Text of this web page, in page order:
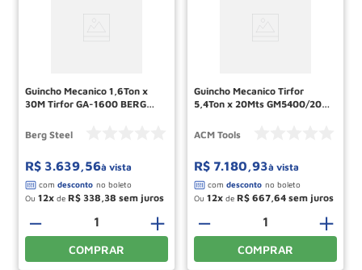
Guincho Mecanico 1,6Ton x
30M Tirfor GA-1600 BERG
Berg Steel
R$ 3.639,56à vista
Ou 12 de R$ 338,38
＋
－
COMPRAR
Guincho Mecanico Tirfor
5,4Ton x 20Mts GM5400/20
ACM Tools
R$ 7.180,93à vista
Ou 12 de R$ 667,64
＋
－
COMPRAR